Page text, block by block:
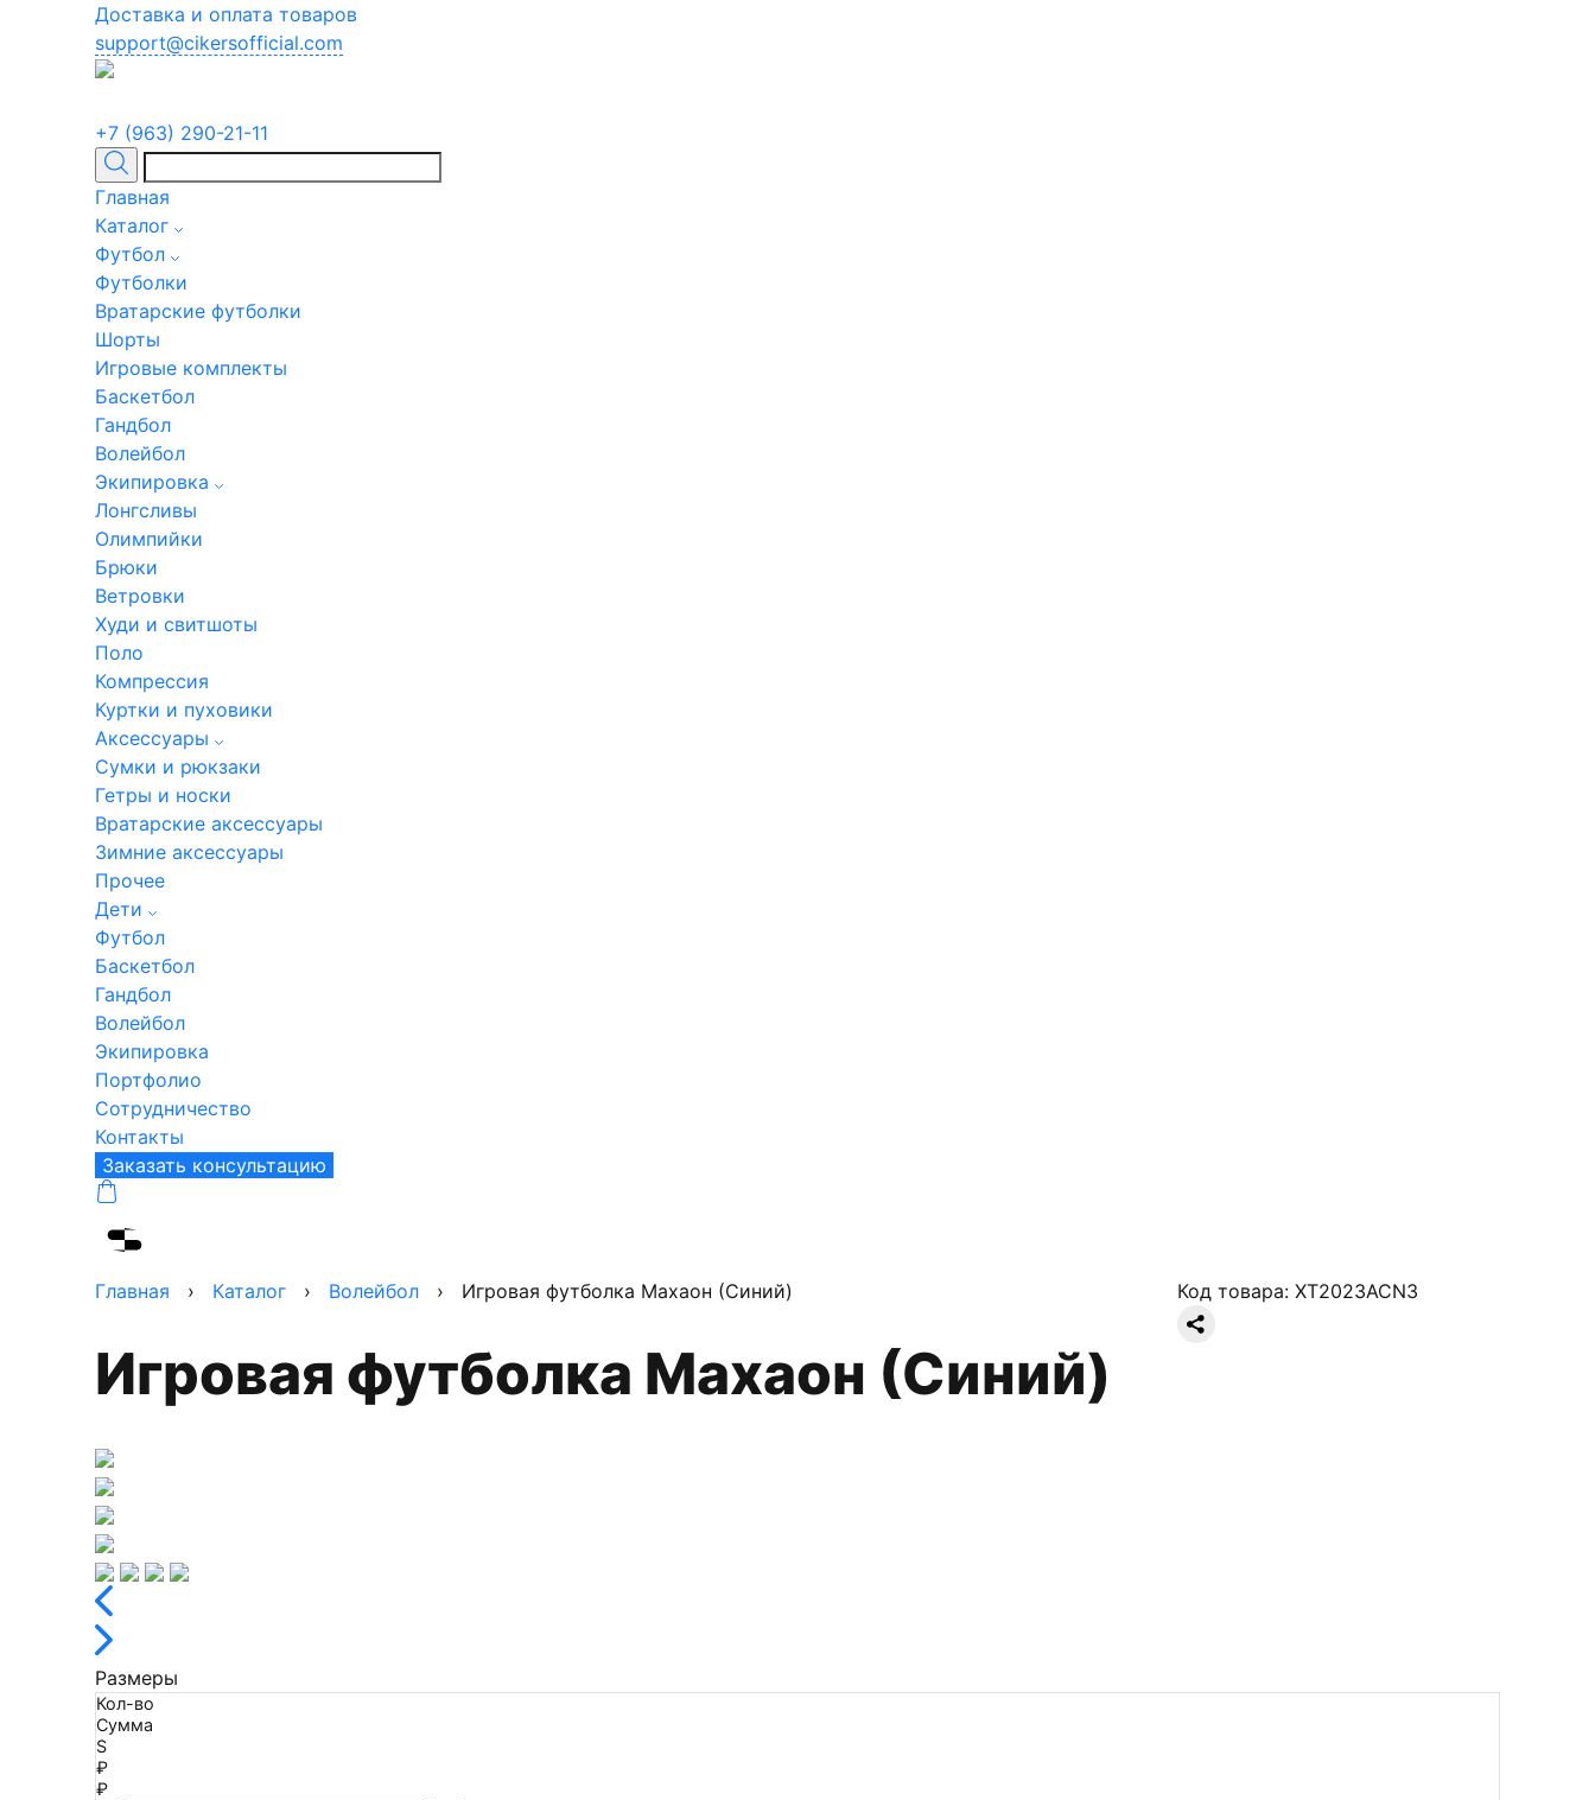
Доставка и оплата товаров
support@cikersofficial.com
+7 (963) 290-21-11
Главная
Каталог
Футбол
Футболки
Вратарские футболки
Шорты
Игровые комплекты
Баскетбол
Гандбол
Волейбол
Экипировка
Лонгсливы
Олимпийки
Брюки
Ветровки
Худи и свитшоты
Поло
Компрессия
Куртки и пуховики
Аксессуары
Сумки и рюкзаки
Гетры и носки
Вратарские аксессуары
Зимние аксессуары
Прочее
Дети
Футбол
Баскетбол
Гандбол
Волейбол
Экипировка
Портфолио
Сотрудничество
Контакты
Заказать консультацию
Главная › Каталог › Волейбол › Игровая футболка Махаон (Синий) Код товара: XT2023ACN3
Игровая футболка Махаон (Синий)
Размеры
Кол-во
Сумма
S
₽
₽